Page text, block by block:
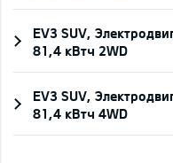
EV3 SUV,
81,4 кВтч 2WD
EV3 SUV,
81,4 кВтч 4WD